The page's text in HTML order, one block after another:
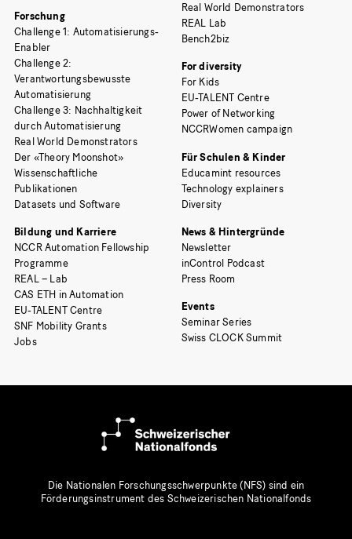
Forschung
Challenge 1: Automatisierungs-
Enabler
Challenge 2:
Verantwortungsbewusste
Automatisierung
Challenge 3: Nachhaltigkeit
durch Automatisierung
Real World Demonstrators
Der «Theory Moonshot»
Wissenschaftliche
Publikationen
Datasets und Software
Bildung und Karriere
NCCR Automation Fellowship
Programme
REAL – Lab
CAS ETH in Automation
EU-TALENT Centre
SNF Mobility Grants
Jobs
Real World Demonstrators
REAL Lab
Bench2biz
For diversity
For Kids
EU-TALENT Centre
Power of Networking
NCCRWomen campaign
Für Schulen & Kinder
Educamint resources
Technology explainers
Diversity
News & Hintergründe
Newsletter
inControl Podcast
Press Room
Events
Seminar Series
Swiss CLOCK Summit
Die Nationalen Forschungsschwerpunkte (NFS) sind ein
Förderungsinstrument des Schweizerischen Nationalfonds